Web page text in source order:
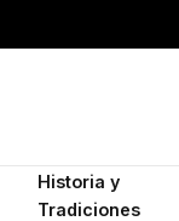
Historia y
Tradiciones